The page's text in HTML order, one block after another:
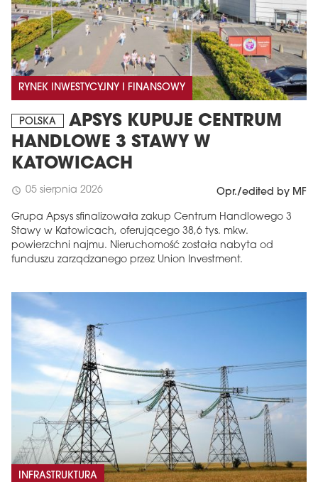
RYNEK INWESTYCYJNY I FINANSOWY
POLSKA
APSYS KUPUJE CENTRUM
HANDLOWE 3 STAWY W
KATOWICACH
schedule 05 sierpnia 2026 Opr./edited by MF
Grupa Apsys sfinalizowała zakup Centrum Handlowego 3
Stawy w Katowicach, oferującego 38,6 tys. mkw.
powierzchni najmu. Nieruchomość została nabyta od
funduszu zarządzanego przez Union Investment.
INFRASTRUKTURA